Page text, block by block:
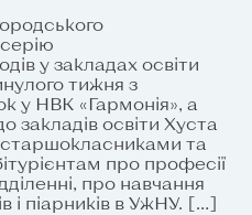
у закладах освіти
тижня з
у НВК «Гармонія», а
закладів освіти Хуста
старшокласниками та
про професії
про навчання
і піарників в УжНУ. […]